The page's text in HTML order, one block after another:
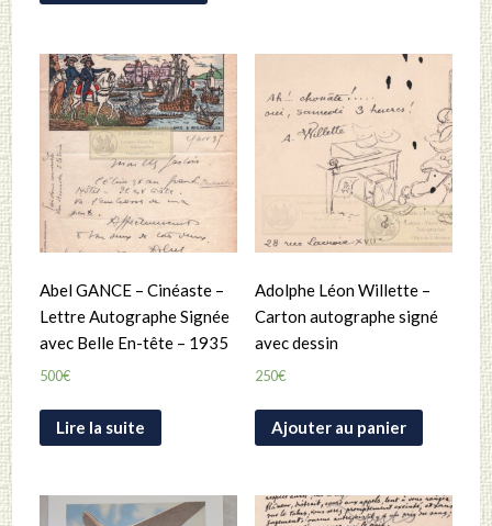
Abel GANCE – Cinéaste –
Lettre Autographe Signée
avec Belle En-tête – 1935
500€
Lire la suite
Adolphe Léon Willette –
Carton autographe signé
avec dessin
250€
Ajouter au panier